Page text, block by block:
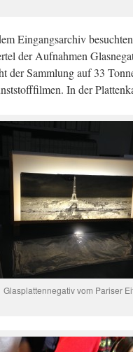
Eingangsarchiv
der Aufnahmen
der Sammlung auf 33
In der
Glasplattennegativ vom Pariser